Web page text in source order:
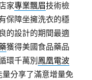
家專業飄眉技術檢
保障坐擁洗衣的穩
的設計的期間最適
獲得美國食品藥品
環千萬別 鳳凰電波
分享了滿意增量免